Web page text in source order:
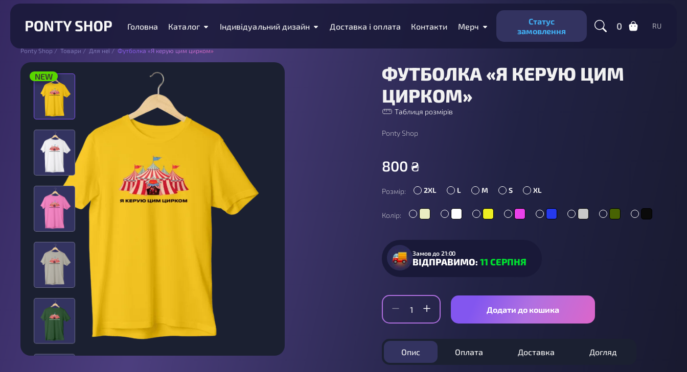
Головна Каталог Індивідуальний дизайн Доставка і оплата Контакти Мерч
Статус
замовлення
0 RU
Ponty Shop/Товари/Для неї/Футболка «Я керую цим цирком»
NEW
ФУТБОЛКА «Я КЕРУЮ ЦИМ
ЦИРКОМ»
Таблиця розмірів
Ponty Shop
800 ₴
Розмір: 2XL L M S XL
Колір:
Замов до 21:00
ВІДПРАВИМО: 11 СЕРПНЯ
Додати до кошика
Опис Оплата Доставка Догляд